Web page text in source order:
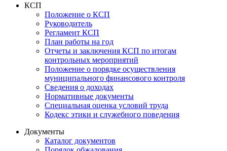
КСП
Положение о КСП
Руководитель
Регламент КСП
План работы на год
Отчеты и заключения КСП по итогам
контрольных мероприятий
Положение о порядке осуществления
муниципального финансового контроля
Сведения о доходах
Нормативные документы
Специальная оценка условий труда
Кодекс этики и служебного поведения
Документы
Каталог документов